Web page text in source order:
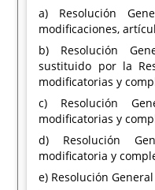
a) Resolución
modificaciones,
b) Resolución
sustituido por la
modificatorias y
c) Resolución
modificatorias y
d) Resolución
modificatoria y
e) Resolución